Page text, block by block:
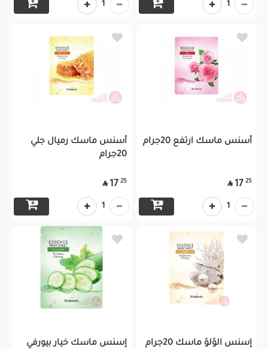
1
1
أسنس ماسك ارتفع 20جرام
25
17

1
أسنس ماسك رميال جلي
20جرام
25
17

1
إسنس الؤلؤ ماسك 20جرام
إسنس ماسك خيار بيورفي